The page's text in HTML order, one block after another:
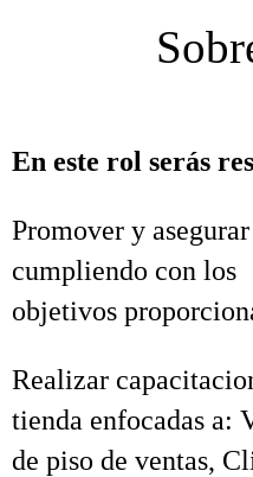
En este rol serás
Promover y
cumpliendo con los
objetivos
Realizar
tienda enfocadas a:
de piso de ventas,